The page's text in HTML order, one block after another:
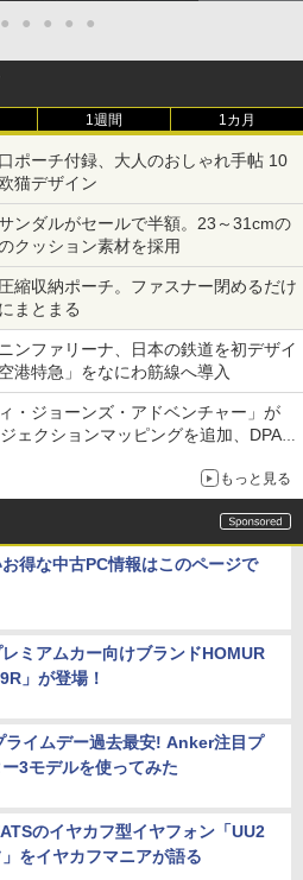
● ● ● ● ●
1週間 1カ月
ポーチ付録、大人のおしゃれ手帖 10
猫デザイン
ンダルがセールで半額。23～31cmの
クッション素材を採用
縮収納ポーチ。ファスナー閉めるだけ
まとまる
ンファリーナ、日本の鉄道を初デザイ
港特急」をなにわ筋線へ導入
・ジョーンズ・アドベンチャー」が
ェクションマッピングを追加、DPA
もっと見る
得な中古PC情報はこのページで
ミアムカー向けブランドHOMUR
」が登場！
イムデー過去最安! Anker注目プ
3モデルを使ってみた
のイヤカフ型イヤフォン「UU2
をイヤカフマニアが語る